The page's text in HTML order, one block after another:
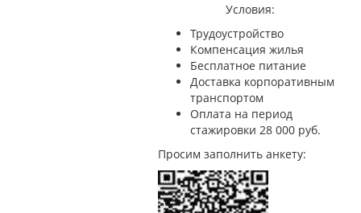
Условия:
Трудоустройство
Компенсация жилья
Бесплатное питание
Доставка корпоративным
транспортом
Оплата на период
стажировки 28 000 руб.
Просим заполнить анкету: